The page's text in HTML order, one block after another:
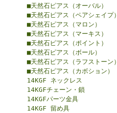
■天然石ピアス（オーバル）
■天然石ピアス（ペアシェイプ）
■天然石ピアス（マロン）
■天然石ピアス（マーキス）
■天然石ピアス（ポイント）
■天然石ピアス（ボール）
■天然石ピアス（ラフストーン）
■天然石ピアス（カボション）
14KGF ネックレス
14KGFチェーン・鎖
14KGFパーツ金具
14KGF 留め具